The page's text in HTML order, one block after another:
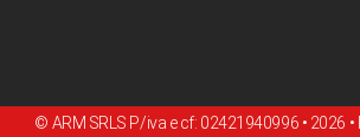
© ARM SRLS P/iva e cf: 02421940996 • 2026